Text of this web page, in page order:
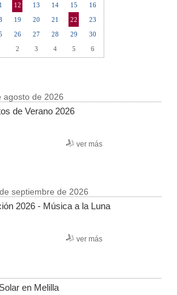
12 13 14 15
16
19 20 21 22
23
26 27 28 29
30
2 3 4 5 6
agosto de 2026
de Verano 2026
ver más
septiembre de 2026
2026 - Música a la Luna
ver más
en Melilla